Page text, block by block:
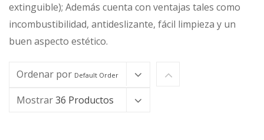
extinguible); Además cuenta con ventajas tales como
incombustibilidad, antideslizante, fácil limpieza y un
buen aspecto estético.
Ordenar por Default Order
Mostrar36 Productos